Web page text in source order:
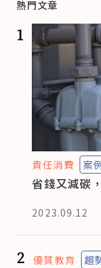
熱門文章
1
責任消費 案
省錢又減碳
2023.09.12
2 優質教育 趨